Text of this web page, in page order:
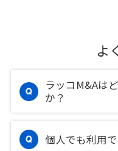
よ
ラッコM&Aは
か？
個人でも利用